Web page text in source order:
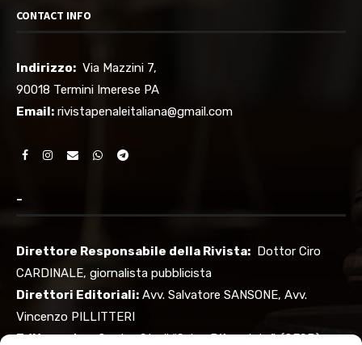
CONTACT INFO
Indirizzo: Via Mazzini 7,
90018 Termini Imerese PA
Email: rivistapenaleitaliana@gmail.com
–
Direttore Responsabile della Rivista: Dottor Ciro
CARDINALE, giornalista pubblicista
Direttori Editoriali: Avv. Salvatore SANSONE, Avv.
Vincenzo PILLITTERI
Editore:Ass. Centro Studi “Salvo D’Acquisto”, (CESD)